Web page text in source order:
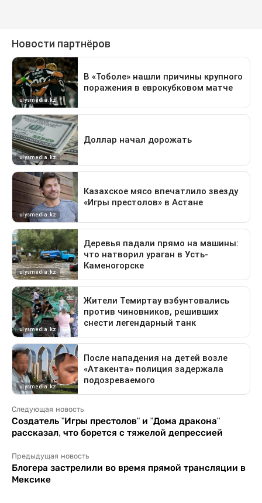
Следующая новость
Создатель "Игры престолов" и "Дома дракона"
рассказал, что борется с тяжелой депрессией
Предыдущая новость
Блогера застрелили во время прямой трансляции в
Мексике